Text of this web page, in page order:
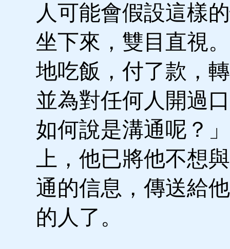
人可能會假設這樣
坐下來，雙目直視
地吃飯，付了款，
並為對任何人開過
如何說是溝通呢？
上，他已將他不想
通的信息，傳送給
的人了。